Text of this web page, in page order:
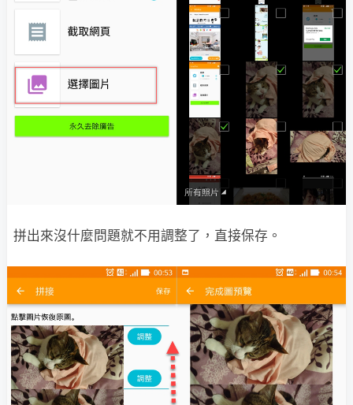
拼出來沒什麼問題就不用調整了，直接保存。